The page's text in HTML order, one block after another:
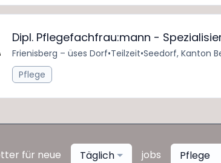
Dipl. Pflegefachfrau:mann -
Frienisberg – üses Dorf•Teilzeit•Seedorf, Kanton
Pflege
für neue Täglich jobs Pflege